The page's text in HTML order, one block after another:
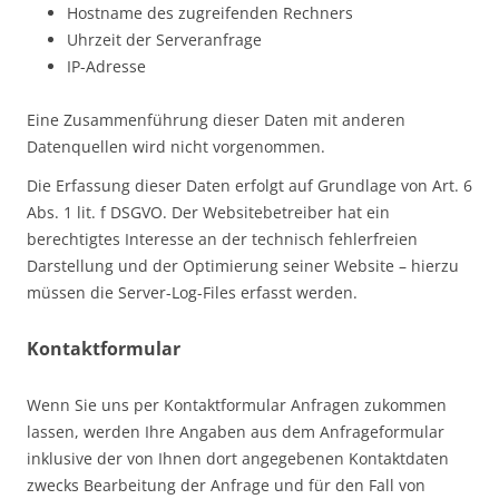
Hostname des zugreifenden Rechners
Uhrzeit der Serveranfrage
IP-Adresse
Eine Zusammenführung dieser Daten mit anderen
Datenquellen wird nicht vorgenommen.
Die Erfassung dieser Daten erfolgt auf Grundlage von Art. 6
Abs. 1 lit. f DSGVO. Der Websitebetreiber hat ein
berechtigtes Interesse an der technisch fehlerfreien
Darstellung und der Optimierung seiner Website – hierzu
müssen die Server-Log-Files erfasst werden.
Kontaktformular
Wenn Sie uns per Kontaktformular Anfragen zukommen
lassen, werden Ihre Angaben aus dem Anfrageformular
inklusive der von Ihnen dort angegebenen Kontaktdaten
zwecks Bearbeitung der Anfrage und für den Fall von